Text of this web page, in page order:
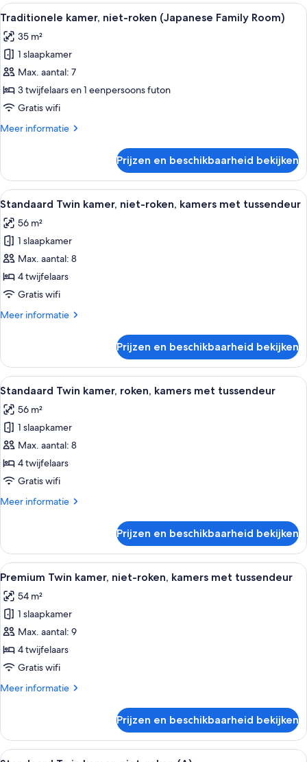
niet-
roken
Room)
Alle
foto's
voor
Traditionele
kamer,
niet-
roken
Family
Een hotelkamer met twee bedden,
3
Traditionele kamer, niet-roken (Japanese Family Room)
35 m²
1 slaapkamer
Max. aantal: 7
3 twijfelaars en 1 eenpersoons futon
Gratis wifi
Meer informatie
Meer
kamer,
niet-
roken
Family
Room)
Prijzen en beschikbaarheid bekijken
Alle
foto's
voor
Standaard
Twin
kamer,
niet-
kamers
laden
Een hotelkamer met twee bedden,
3
Standaard Twin kamer, niet-roken, kamers met tussendeur
56 m²
1 slaapkamer
Max. aantal: 8
4 twijfelaars
Gratis wifi
Meer informatie
Meer
Twin
kamer,
niet-
kamers
met
tussendeur
Prijzen en beschikbaarheid bekijken
Alle
foto's
voor
Standaard
Twin
kamer,
roken,
met
Een hotelkamer met twee bedden,
3
Standaard Twin kamer, roken, kamers met tussendeur
56 m²
1 slaapkamer
Max. aantal: 8
4 twijfelaars
Gratis wifi
Meer informatie
Meer
Twin
kamer,
roken,
met
tussendeur
Prijzen en beschikbaarheid bekijken
Alle
foto's
voor
Premium
Twin
kamer,
niet-
kamers
laden
Een hotelkamer met een bed, een
2
Premium Twin kamer, niet-roken, kamers met tussendeur
54 m²
1 slaapkamer
Max. aantal: 9
4 twijfelaars
Gratis wifi
Meer informatie
Meer
Twin
kamer,
Prijzen en beschikbaarheid bekijken
Alle
Een hotelkamer met twee bedden,